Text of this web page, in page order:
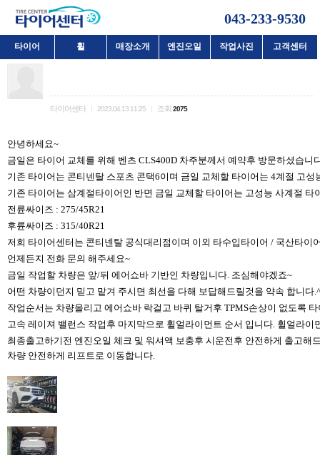
043-233-9530
타이어 휠 매장소개 엔진오일 작업사진 고객센터
타이어센터 2023.04.13 11:25 조회 2075
안녕하세요~
금일은 타이어 교체를 위해 벤츠 CLS400D 차주분께서 예약후 방문하셨습니
기존 타이어는 콘티넨탈 스포츠 콘택6이며 금일 교체할 타이어는 4계절 고성
기존 타이어는 삼계절타이어인 반면 금일 교체할 타이어는 고성능 사계절
전륜싸이즈 : 275/45R21
후륜싸이즈 : 315/40R21
저희 타이어센터는 콘티넨탈 공식대리점이며 이외 타수입타이어 / 국산타이
언제든지 전화 문의 해주세요~
금일 작업할 차량은 앞/뒤 에어쇼바 기반인 차량입니다. 조심해야겠죠~
어떤 차량이던지 믿고 맡겨 주시면 최선을 다해 보답해드릴것을 약속 합니다
작업순서는 차량올리고 에어쇼바 락걸고 바퀴 탈거후 TPMS손상이 없도록
고속 레이져 밸런스 작업후 마지막으로 휠얼라이먼트 순서 입니다. 휠얼라이
최종출고하기전 엔진오일 체크 및 워셔액 보충후 시운전후 안전하게 출고해
차량 안전하게 리프트로 이동합니다.